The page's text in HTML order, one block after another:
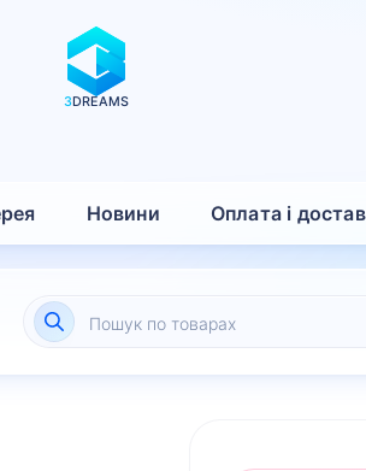
3DREAMS
Новини Оплата і
Пошук